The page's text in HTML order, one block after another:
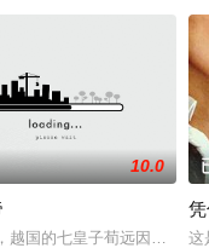
改变了她的命运。在年良
，奚美娟在里边儿是演安
10.0
越国的七皇子荀远因被传说这